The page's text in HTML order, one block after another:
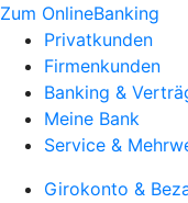
Zum OnlineBanking
Privatkunden
Firmenkunden
Banking &
Meine Bank
Service &
Girokonto &